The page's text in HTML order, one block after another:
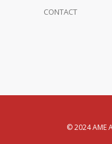
CONTACT
© 2024 AME